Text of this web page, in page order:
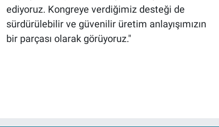
ediyoruz. Kongreye verdiğimiz desteği de
sürdürülebilir ve güvenilir üretim anlayışımızın
bir parçası olarak görüyoruz."